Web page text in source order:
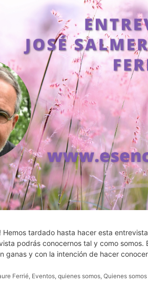
Hemos tardado hasta hacer esta
podrás conocernos tal y como
ganas y con la intención de hacer
Ferrié Eventos ,quienes somos ,Quienes